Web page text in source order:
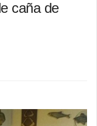
caña de